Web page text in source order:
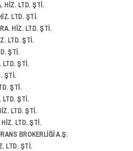
HİZ. LTD. ŞTİ.
LTD. ŞTİ.
HİZ. LTD. ŞTİ.
LTD. ŞTİ.
ŞTİ.
LTD. ŞTİ.
ŞTİ.
ŞTİ.
LTD. ŞTİ.
LTD. ŞTİ.
LTD. ŞTİ.
BROKERLİĞİ A.Ş.
LTD. ŞTİ.